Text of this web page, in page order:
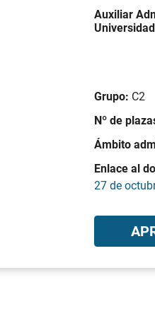
Auxiliar
Grupo: C2
Nº de
Ámbito
Enlace al
27 de